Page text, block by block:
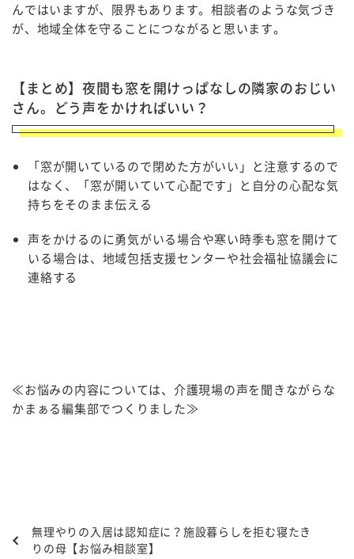
んではいますが、限界もあります。相談者のような気づき
が、地域全体を守ることにつながると思います。
【まとめ】夜間も窓を開けっぱなしの隣家のおじい
さん。どう声をかければいい？
「窓が開いているので閉めた方がいい」と注意するので
はなく、「窓が開いていて心配です」と自分の心配な気
持ちをそのまま伝える
声をかけるのに勇気がいる場合や寒い時季も窓を開けて
いる場合は、地域包括支援センターや社会福祉協議会に
連絡する
≪お悩みの内容については、介護現場の声を聞きながらな
かまぁる編集部でつくりました≫
無理やりの入居は認知症に？施設暮らしを拒む寝たき
りの母【お悩み相談室】